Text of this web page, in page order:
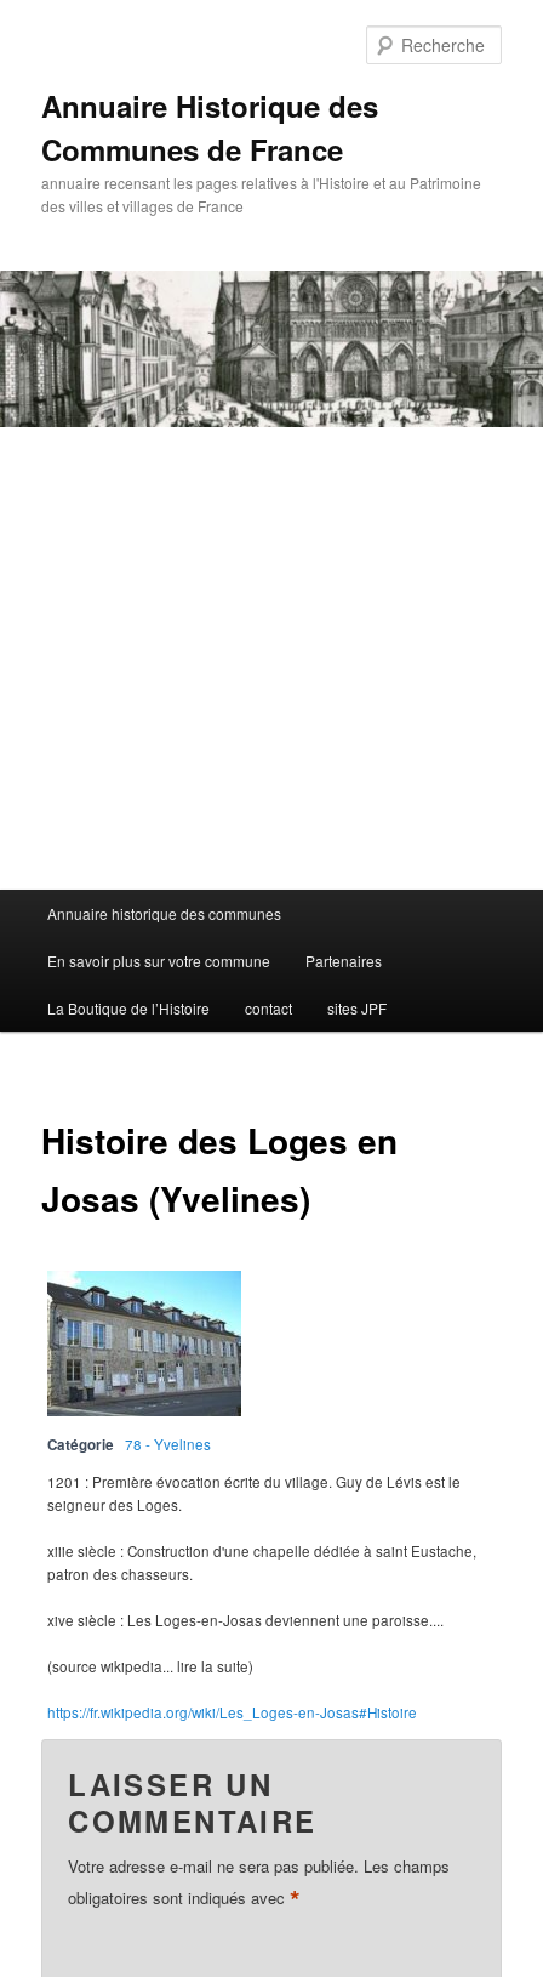
Annuaire Historique des
Communes de France
annuaire recensant les pages relatives à l'Histoire et au Patrimoine
des villes et villages de France
Menu
principal
Annuaire historique des communes
En savoir plus sur votre commune Partenaires
La Boutique de l’Histoire contact sites JPF
Histoire des Loges en
Josas (Yvelines)
Catégorie
78 - Yvelines
1201 : Première évocation écrite du village. Guy de Lévis est le
seigneur des Loges.
xiiie siècle : Construction d'une chapelle dédiée à saint Eustache,
patron des chasseurs.
xive siècle : Les Loges-en-Josas deviennent une paroisse....
(source wikipedia... lire la suite)
https://fr.wikipedia.org/wiki/Les_Loges-en-Josas#Histoire
LAISSER UN
COMMENTAIRE
Votre adresse e-mail ne sera pas publiée. Les champs
obligatoires sont indiqués avec*